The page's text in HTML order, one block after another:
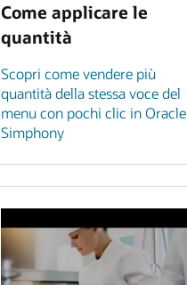
Come applicare le
quantità
Scopri come vendere più
quantità della stessa voce del
menu con pochi clic in Oracle
Simphony